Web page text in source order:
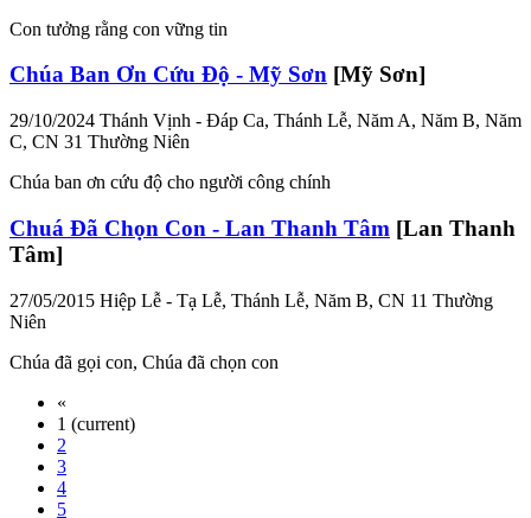
Con tưởng rằng con vững tin
Chúa Ban Ơn Cứu Độ - Mỹ Sơn [Mỹ Sơn]
29/10/2024 Thánh Vịnh - Đáp Ca, Thánh Lễ, Năm A, Năm B, Năm
C, CN 31 Thường Niên
Chúa ban ơn cứu độ cho người công chính
Chuá Đã Chọn Con - Lan Thanh Tâm [Lan Thanh
Tâm]
27/05/2015 Hiệp Lễ - Tạ Lễ, Thánh Lễ, Năm B, CN 11 Thường
Niên
Chúa đã gọi con, Chúa đã chọn con
«
1 (current)
2
3
4
5